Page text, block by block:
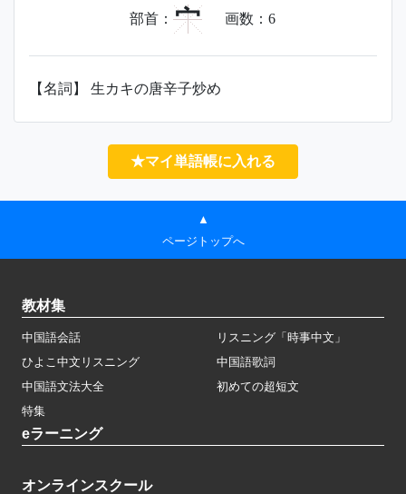
部首： 宀 画数： 6
【名詞】 生カキの唐辛子炒め
★マイ単語帳に入れる
▲
ページトップへ
教材集
中国語会話
リスニング「時事中文」
ひよこ中文リスニング
中国語歌詞
中国語文法大全
初めての超短文
特集
eラーニング
オンラインスクール